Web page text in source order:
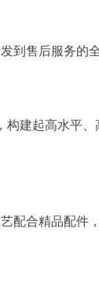
到售后服务的
构建起高水平
配合精品配件